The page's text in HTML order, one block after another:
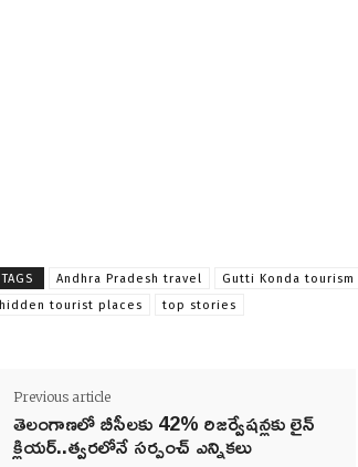
TAGS Andhra Pradesh travel
Gutti Konda tourism
hidden tourist places
top stories
Previous article
తెలంగాణలో బీసీలకు 42% రిజర్వేషన్లకు లైన్‌
క్లియర్..త్వ‌ర‌లోనే స‌ర్పంచ్ ఎన్నిక‌లు